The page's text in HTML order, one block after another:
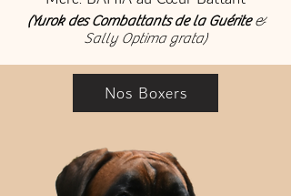
(Yurok des Combattants de la Guérite&
Sally Optima grata)
Nos Boxers